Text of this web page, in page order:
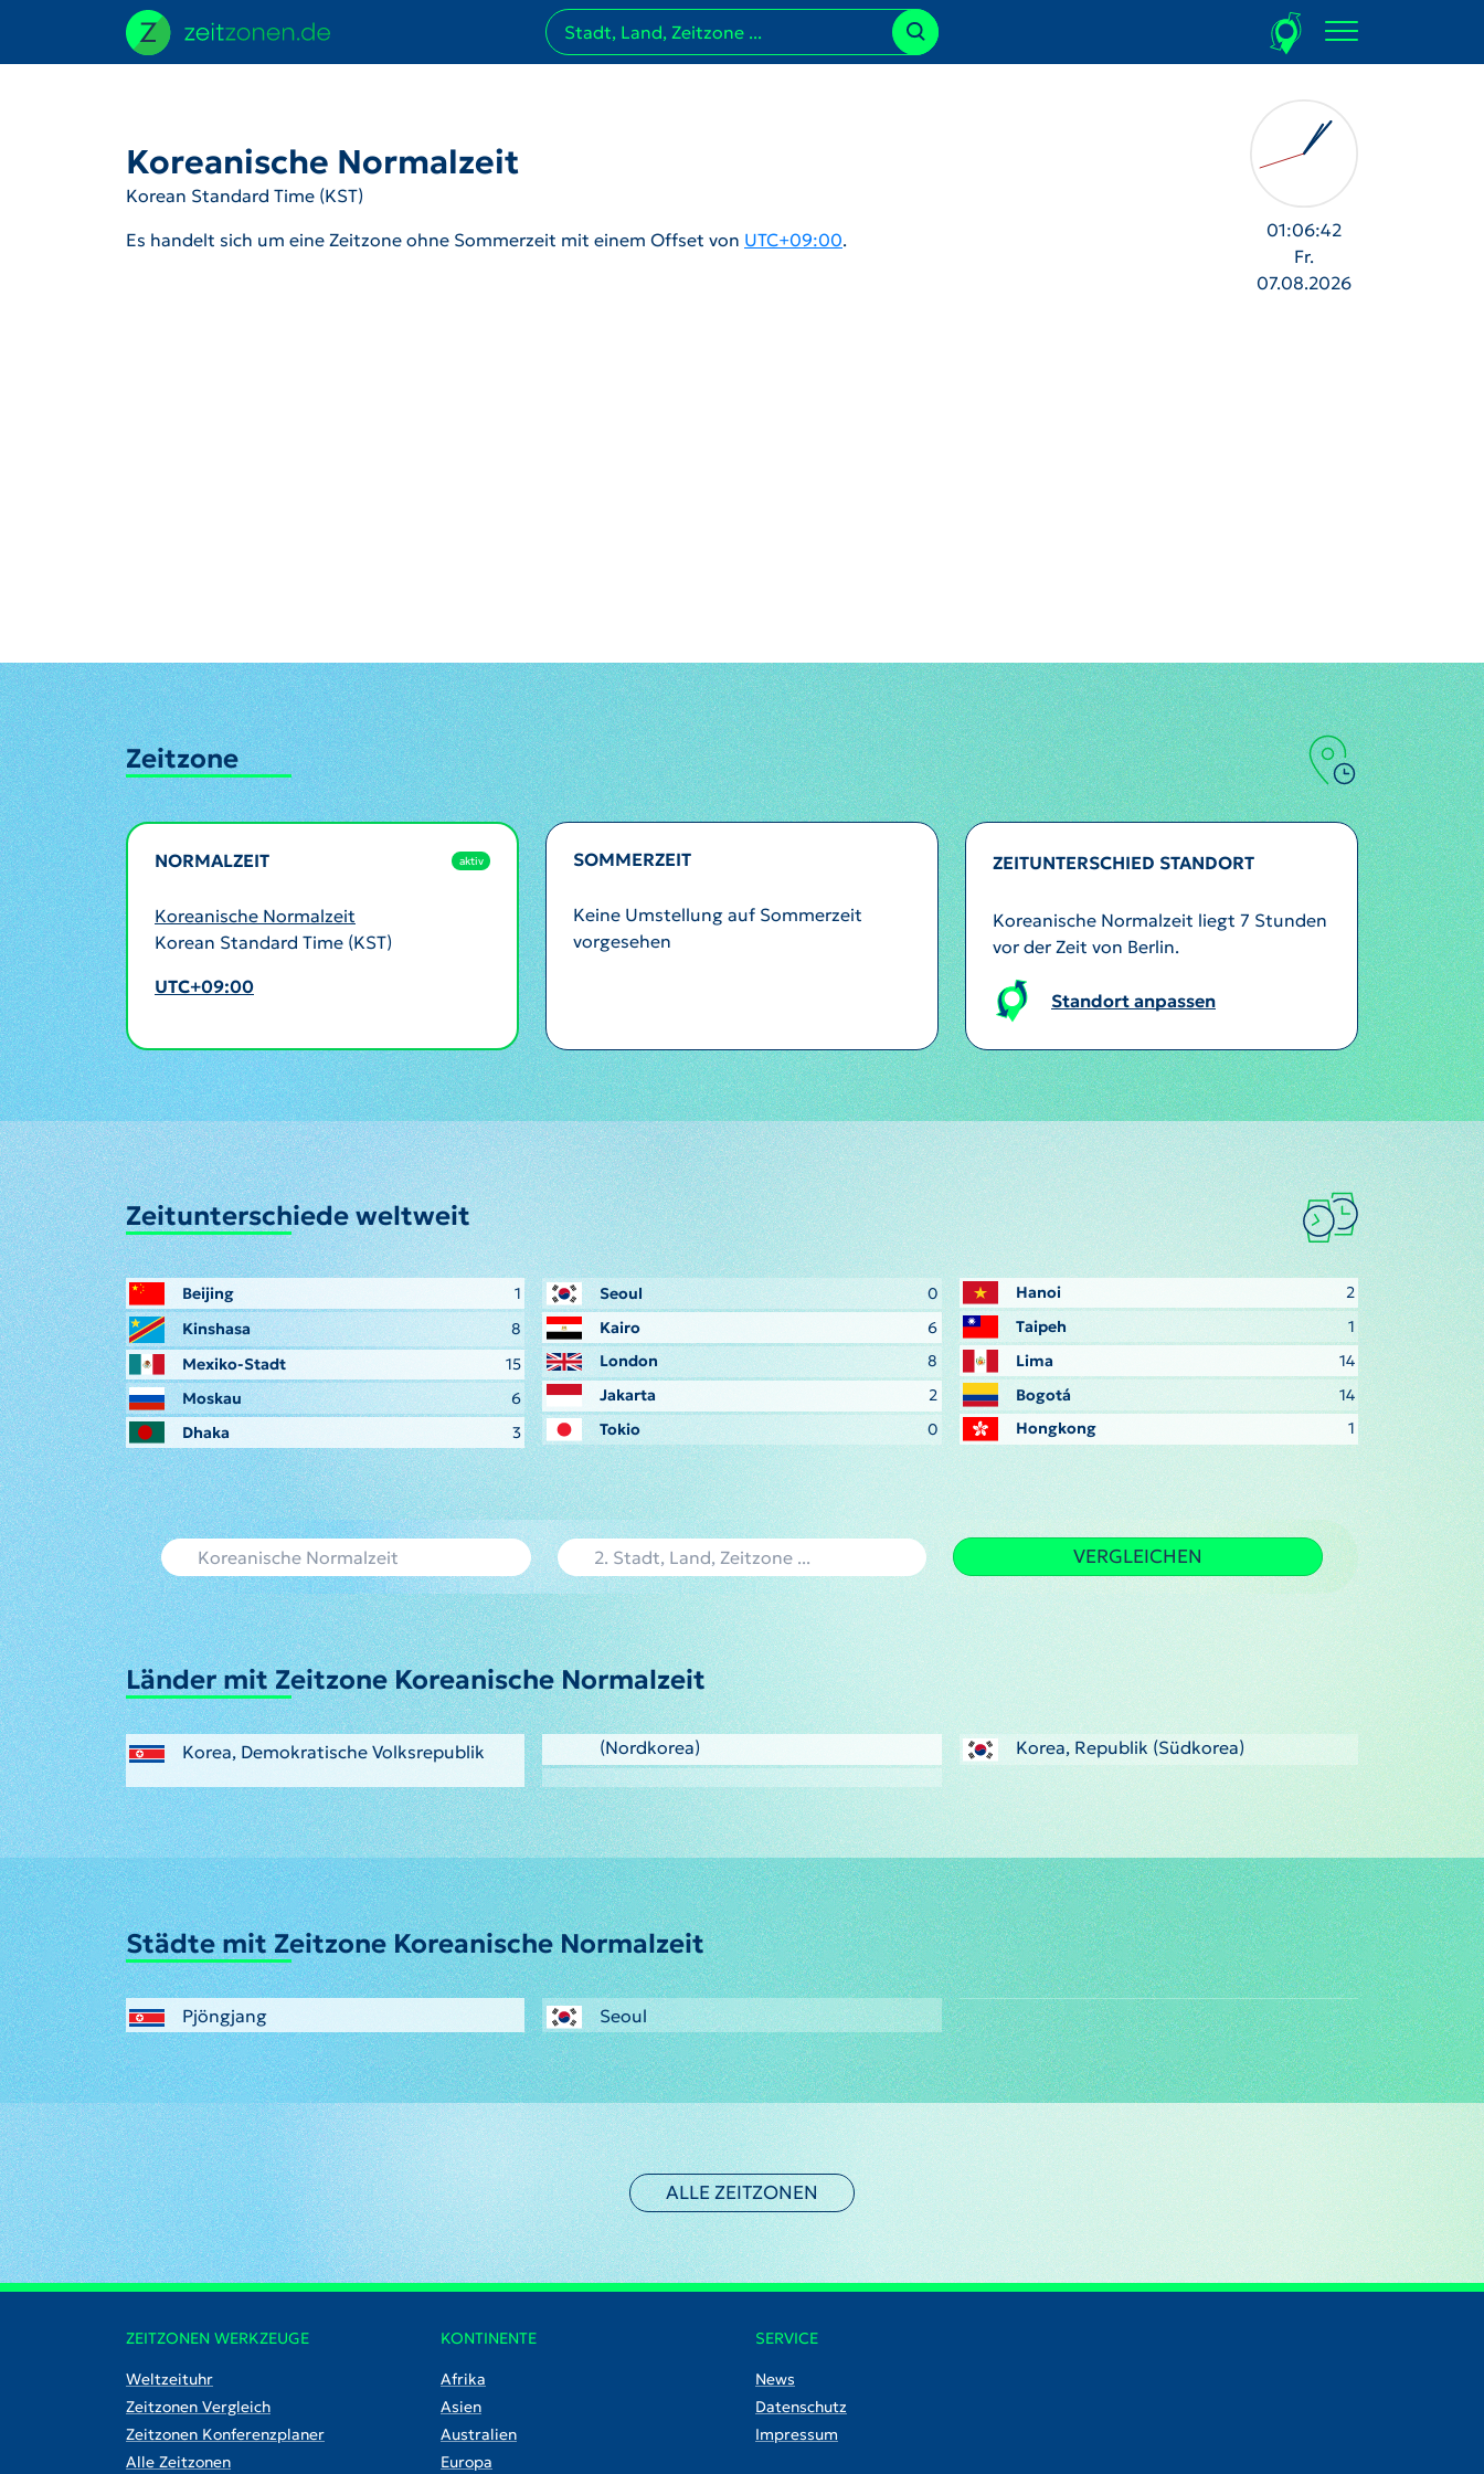
Koreanische Normalzeit
Korean Standard Time (KST)
Es handelt sich um eine Zeitzone ohne Sommerzeit mit einem Offset von UTC+09:00.
01:06:43
Fr.
07.08.2026
Zeitzone
NORMALZEIT aktiv
Koreanische Normalzeit
Korean Standard Time (KST)
UTC+09:00
SOMMERZEIT
Keine Umstellung auf Sommerzeit
vorgesehen
ZEITUNTERSCHIED STANDORT
Koreanische Normalzeit liegt 7 Stunden
vor der Zeit von Berlin.
Standort anpassen
Zeitunterschiede weltweit
Beijing
1
Kinshasa
8
Mexiko-Stadt
15
Moskau
6
Dhaka
3
Seoul
0
Kairo
6
London
8
Jakarta
2
Tokio
0
Hanoi
2
Taipeh
1
Lima
14
Bogotá
14
Hongkong
1
VERGLEICHEN
Länder mit Zeitzone Koreanische Normalzeit
Korea, Demokratische Volksrepublik (Nordkorea) Korea, Republik (Südkorea)
Städte mit Zeitzone Koreanische Normalzeit
Pjöngjang Seoul
ALLE ZEITZONEN
ZEITZONEN WERKZEUGE
Weltzeituhr
Zeitzonen Vergleich
Zeitzonen Konferenzplaner
Alle Zeitzonen
KONTINENTE
Afrika
Asien
Australien
Europa
SERVICE
News
Datenschutz
Impressum